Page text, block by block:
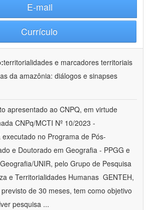
E-mail
Currículo
territorialidades e marcadores territoriais
da amazônia: diálogos e sinapses
apresentado ao CNPQ, em virtude
CNPq/MCTI Nº 10/2023 -
executado no Programa de Pós-
e Doutorado em Geografia - PPGG e
UNIR, pelo Grupo de Pesquisa
e Territorialidades Humanas  GENTEH,
de 30 meses, tem como objetivo
pesquisa ...